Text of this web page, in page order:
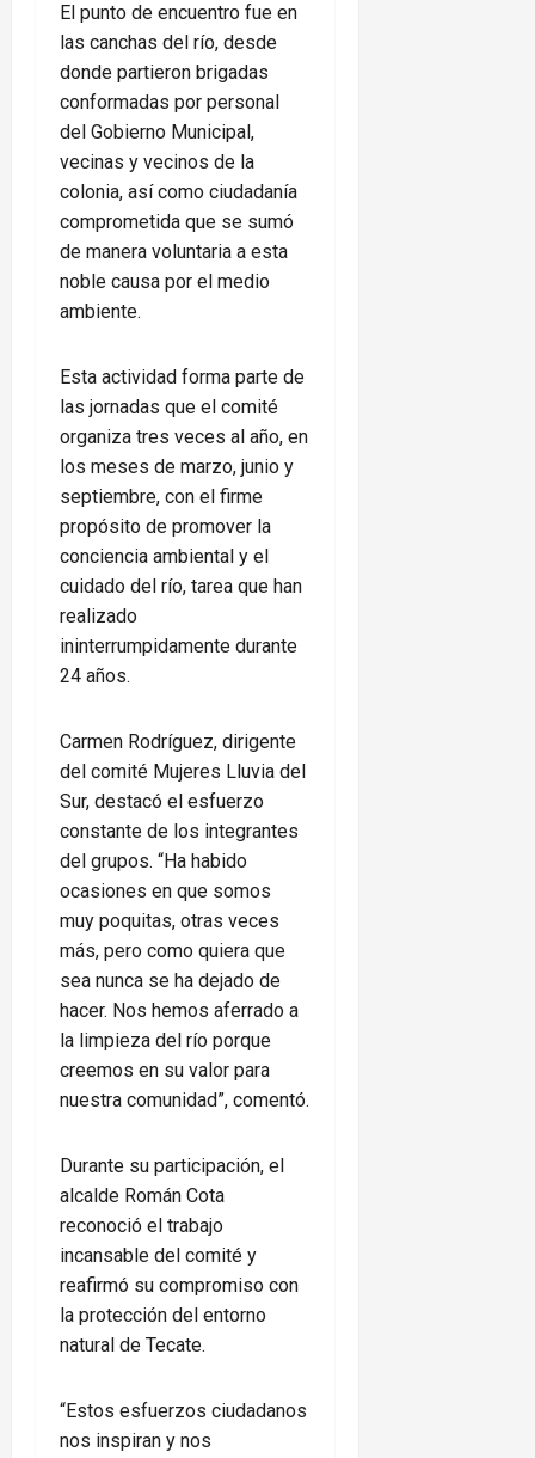
El punto de encuentro fue en
las canchas del río, desde
donde partieron brigadas
conformadas por personal
del Gobierno Municipal,
vecinas y vecinos de la
colonia, así como ciudadanía
comprometida que se sumó
de manera voluntaria a esta
noble causa por el medio
ambiente.
Esta actividad forma parte de
las jornadas que el comité
organiza tres veces al año, en
los meses de marzo, junio y
septiembre, con el firme
propósito de promover la
conciencia ambiental y el
cuidado del río, tarea que han
realizado
ininterrumpidamente durante
24 años.
Carmen Rodríguez, dirigente
del comité Mujeres Lluvia del
Sur, destacó el esfuerzo
constante de los integrantes
del grupos. “Ha habido
ocasiones en que somos
muy poquitas, otras veces
más, pero como quiera que
sea nunca se ha dejado de
hacer. Nos hemos aferrado a
la limpieza del río porque
creemos en su valor para
nuestra comunidad”, comentó.
Durante su participación, el
alcalde Román Cota
reconoció el trabajo
incansable del comité y
reafirmó su compromiso con
la protección del entorno
natural de Tecate.
“Estos esfuerzos ciudadanos
nos inspiran y nos